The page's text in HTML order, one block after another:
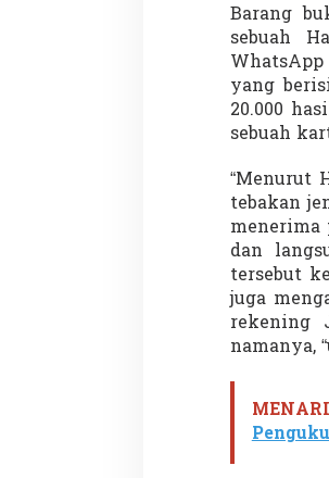
Barang
sebuah
yang
20.000
sebuah
“Menurut
tebakan
menerima
dan
tersebut
juga
rekening
namanya,
Setelah Gedung Parlemen Dibakar
12 September 2025